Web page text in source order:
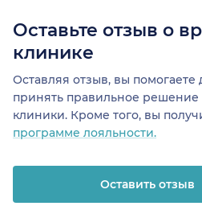
Оставьте отзыв о
клинике
Оставляя отзыв, вы помогаете
принять правильное
клиники. Кроме того, вы
программе лояльности.
Оставить отзыв